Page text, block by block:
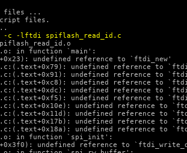
files ...
files.
-c -lftdi spiflash_read_id.c
in function `main':
undefined reference to `ftdi_new'
undefined reference to
undefined reference to
undefined reference to
undefined reference to
undefined reference to
undefined reference to
undefined reference to
undefined reference to
undefined reference to
in function `spi_init':
undefined reference to